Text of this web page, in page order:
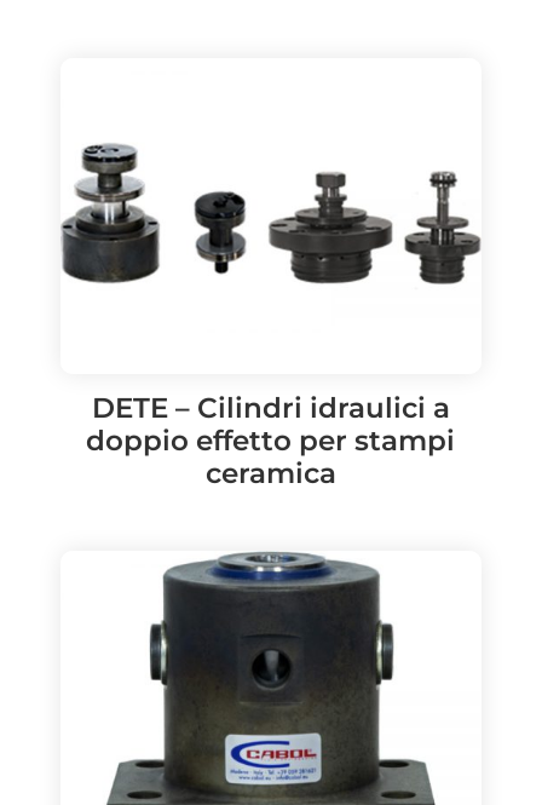
DETE – Cilindri idraulici a
doppio effetto per stampi
ceramica